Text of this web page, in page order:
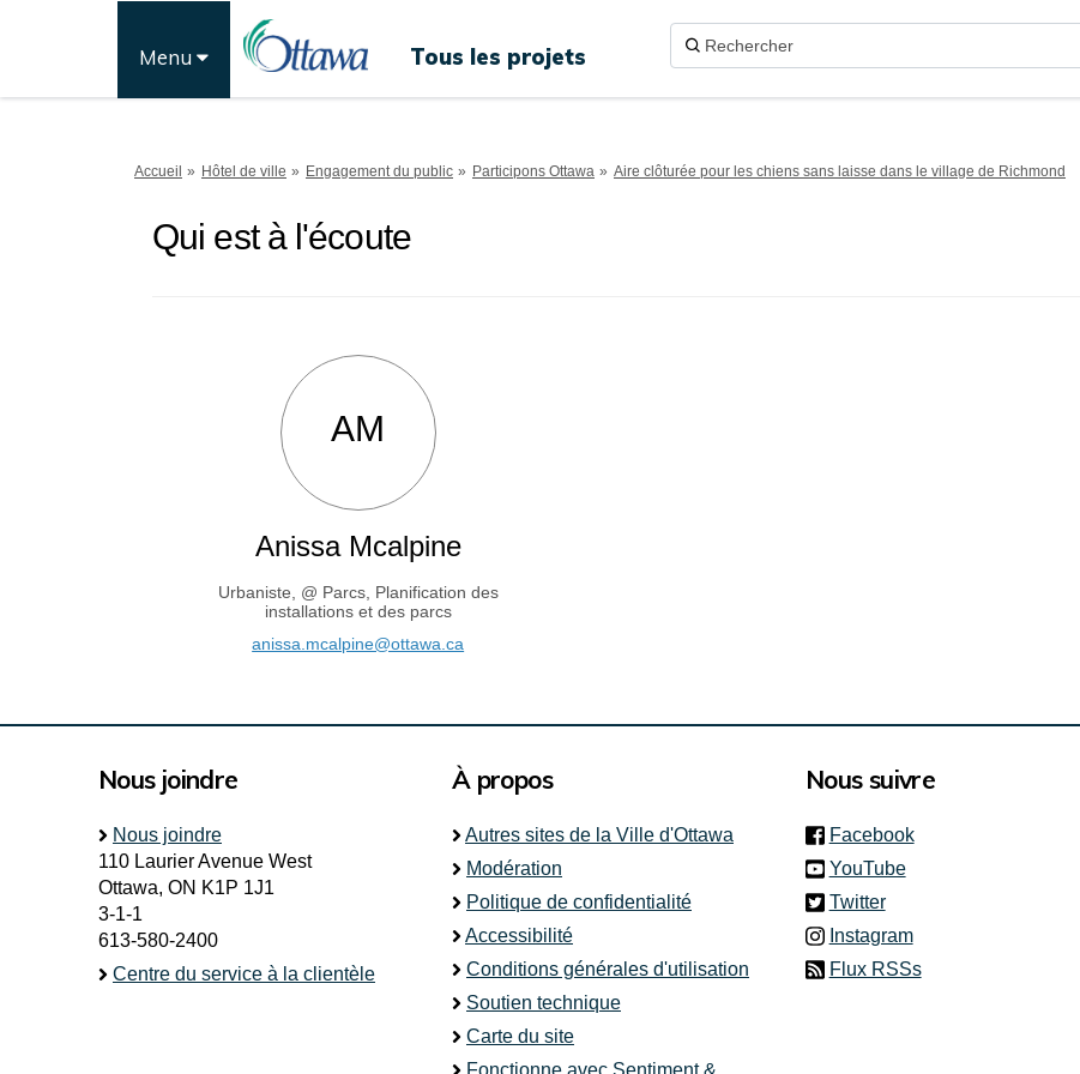
Menu Tous les projets
Vous êtes ici:
Accueil Hôtel de ville Engagement du public Participons Ottawa Aire clôturée pour les chiens sans laisse dans le village de Richmond
Qui est à l'écoute
AM
Anissa Mcalpine
Urbaniste, @ Parcs, Planification des
installations et des parcs
anissa.mcalpine@ottawa.ca
Nous joindre
Nous joindre
110 Laurier Avenue West
Ottawa, ON K1P 1J1
3-1-1
613-580-2400
Centre du service à la clientèle
À propos
Autres sites de la Ville d'Ottawa
Modération
Politique de confidentialité
Accessibilité
Conditions générales d'utilisation
Soutien technique
Carte du site
Fonctionne avec Sentiment &
Nous suivre
Facebook(link is external)
YouTube
Twitter(link is external)
Instagram
Flux RSSs